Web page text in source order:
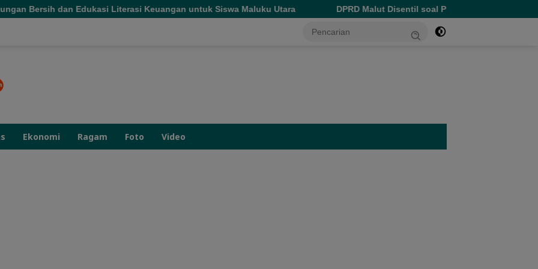
Literasi Keuangan untuk Siswa Maluku Utara DPRD Malut Disentil soal Pinjaman Rp1 Triliun: Jangan Hanya Jadi
Ekonomi Ragam Foto Video